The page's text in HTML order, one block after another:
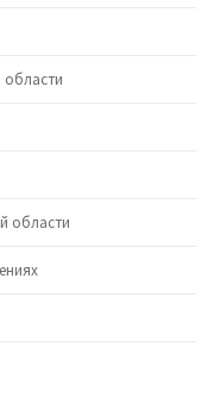
области
области